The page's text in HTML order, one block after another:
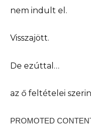
nem indult el.
Visszajött.
De ezúttal…
az ő feltételei